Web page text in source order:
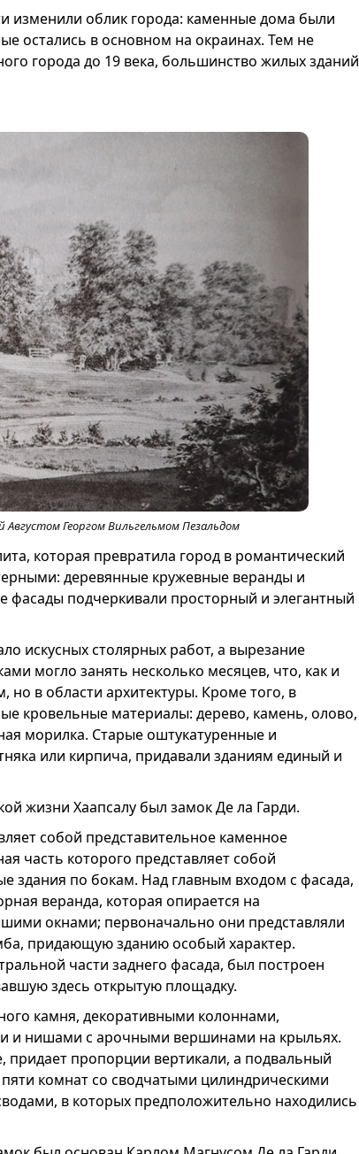
изменили облик города: каменные дома были
остались в основном на окраинах. Тем не
города до 19 века, большинство жилых зданий
Георгом Вильгельмом Пезальдом
которая превратила город в романтический
деревянные кружевные веранды и
подчеркивали просторный и элегантный
искусных столярных работ, а вырезание
могло занять несколько месяцев, что, как и
в области архитектуры. Кроме того, в
кровельные материалы: дерево, камень, олово,
морилка. Старые оштукатуренные и
или кирпича, придавали зданиям единый и
жизни Хаапсалу был замок Де ла Гарди.
собой представительное каменное
часть которого представляет собой
здания по бокам. Над главным входом с фасада,
веранда, которая опирается на
окнами; первоначально они представляли
придающую зданию особый характер.
части заднего фасада, был построен
здесь открытую площадку.
камня, декоративными колоннами,
и нишами с арочными вершинами на крыльях.
пропорции вертикали, а подвальный
комнат со сводчатыми цилиндрическими
в которых предположительно находились